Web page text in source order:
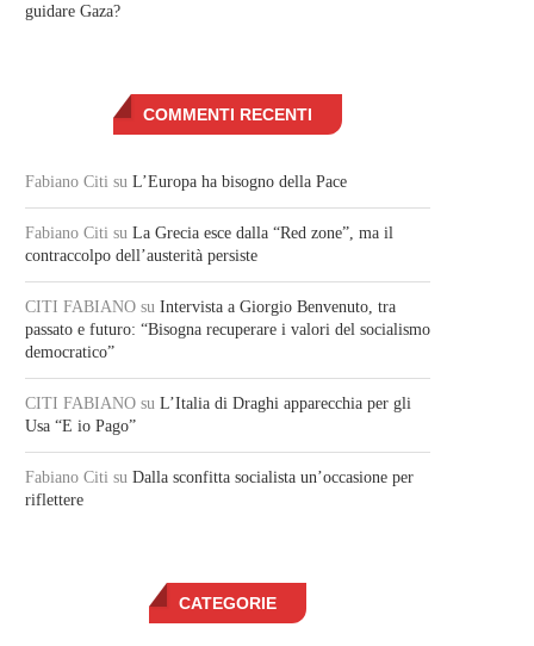
guidare Gaza?
COMMENTI RECENTI
Fabiano Citi su L’Europa ha bisogno della Pace
Fabiano Citi su La Grecia esce dalla “Red zone”, ma il
contraccolpo dell’austerità persiste
CITI FABIANO su Intervista a Giorgio Benvenuto, tra
passato e futuro: “Bisogna recuperare i valori del socialismo
democratico”
CITI FABIANO su L’Italia di Draghi apparecchia per gli
Usa “E io Pago”
Fabiano Citi su Dalla sconfitta socialista un’occasione per
riflettere
CATEGORIE